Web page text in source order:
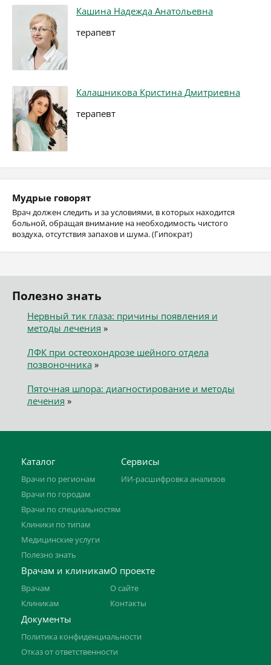
Кашина Надежда Анатольевна
терапевт
Калашникова Кристина Дмитриевна
терапевт
Мудрые говорят
Врач должен следить и за условиями, в которых находится
больной, обращая внимание на необходимость чистого
воздуха, отсутствия запахов и шума. (Гипократ)
Полезно знать
Нервный тик глаза: причины появления и
методы лечения »
ЛФК при остеохондрозе шейного отдела
позвоночника»
Пяточная шпора: диагностирование и методы
лечения »
Каталог
Врачи по регионам
Врачи по городам
Врачи по специальностям
Клиники по типам
Медицинские услуги
Полезно знать
Сервисы
ИИ-расшифровка анализов
Врачам и клиникам
Врачам
Клиникам
О проекте
О сайте
Контакты
Документы
Политика конфиденциальности
Отказ от ответственности